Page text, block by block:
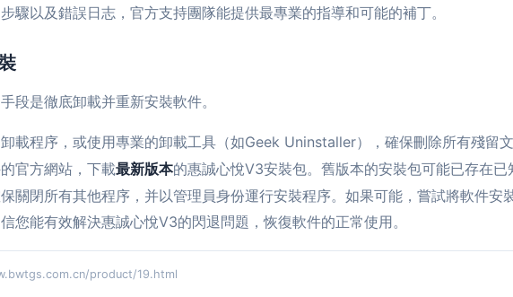
驟以及錯誤日志，官方支持團隊能提供最專業的指導和可能的補丁。
段是徹底卸載并重新安裝軟件。
載程序，或使用專業的卸載工具（如Geek Uninstaller），確保刪除所有殘留文
官方網站，下載最新版本的惠誠心悅V3安裝包。舊版本的安裝包可能已存在已
保關閉所有其他程序，并以管理員身份運行安裝程序。如果可能，嘗試將軟件安
您能有效解決惠誠心悅V3的閃退問題，恢復軟件的正常使用。
product/19.html